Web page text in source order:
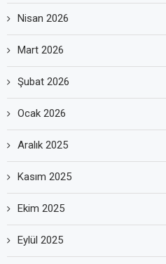
Nisan 2026
Mart 2026
Şubat 2026
Ocak 2026
Aralık 2025
Kasım 2025
Ekim 2025
Eylül 2025